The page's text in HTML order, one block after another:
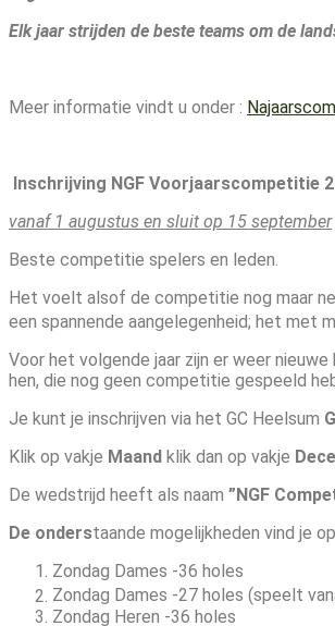
Elk jaar strijden de beste teams om de
Meer informatie vindt u onder :
Inschrijving NGF Voorjaarscompetitie
vanaf 1 augustus en sluit op 15 september
Beste competitie spelers en leden.
Het voelt alsof de competitie nog maar
een spannende aangelegenheid; het met
Voor het volgende jaar zijn er weer
hen, die nog geen competitie gespeeld
Je kunt je inschrijven via het GC Heelsum
Klik op vakje Maand klik dan op vakje
De wedstrijd heeft als naam ”NGF
De onderstaande mogelijkheden vind je
Zondag Dames -36 holes
Zondag Dames -27 holes (speelt
Zondag Heren -36 holes